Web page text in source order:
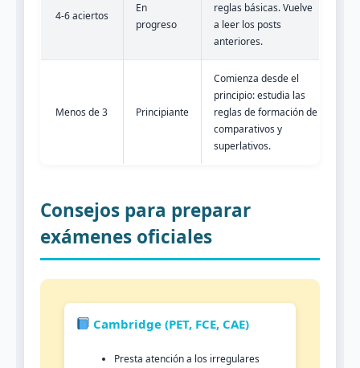
4-6 aciertos
En
progreso
reglas básicas. Vuelve
a leer los posts
anteriores.
Menos de 3 Principiante
Comienza desde el
principio: estudia las
reglas de formación de
comparativos y
superlativos.
Consejos para preparar
exámenes oficiales
Cambridge (PET, FCE, CAE)
Presta atención a los irregulares